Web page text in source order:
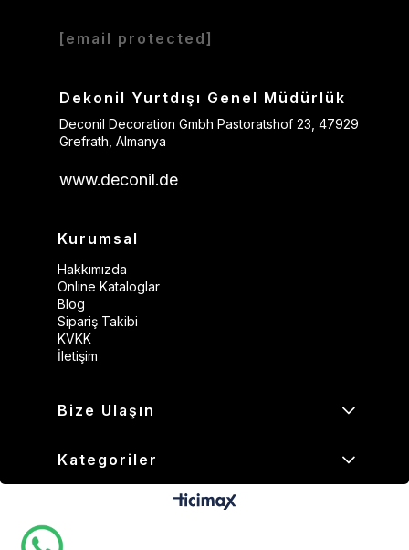
[email protected]
Dekonil Yurtdışı Genel Müdürlük
Deconil Decoration Gmbh Pastoratshof 23, 47929
Grefrath, Almanya
www.deconil.de
Kurumsal
Hakkımızda
Online Kataloglar
Blog
Sipariş Takibi
KVKK
İletişim
Bize Ulaşın
Kategoriler